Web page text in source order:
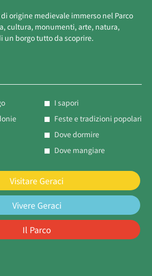
origine medievale immerso nel Parco
cultura, monumenti, arte, natura,
un borgo tutto da scoprire.
I sapori
Feste e tradizioni popolari
Dove dormire
Dove mangiare
Visitare Geraci
Vivere Geraci
Il Parco